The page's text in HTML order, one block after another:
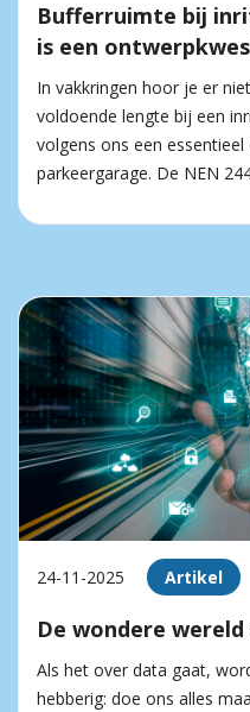
Bufferruimte bij
is een
In vakkringen hoor je er
voldoende lengte bij een
volgens ons een
parkeergarage. De NEN
24-11-2025 Artikel
De wondere
Als het over data gaat,
hebberig: doe ons alles